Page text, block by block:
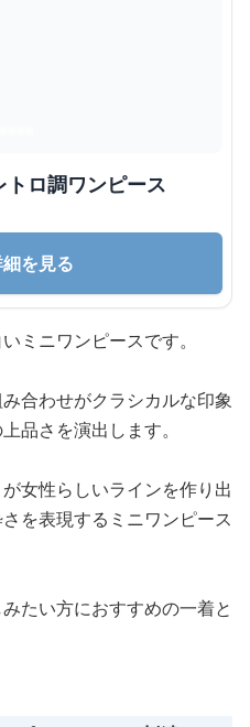
ロ調ワンピース
を見る
ミニワンピースです。
合わせがクラシカルな印象
品さを演出します。
女性らしいラインを作り出
を表現するミニワンピース
たい方におすすめの一着と